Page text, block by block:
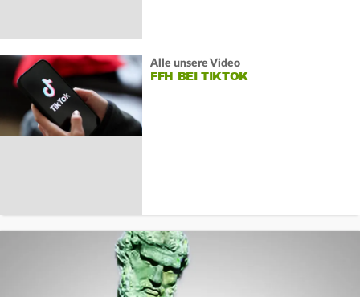
Alle unsere Video
FFH BEI TIKTOK